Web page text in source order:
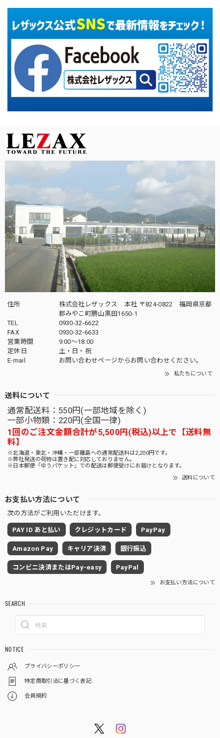
住所
株式会社レザックス 本社 〒824-0822 福岡県京都
郡みやこ町勝山黒田1650-1
TEL
0930-32-6622
FAX
0930-32-6633
営業時間
9:00〜18:00
定休日
土・日・祝
E-mail
お問い合わせページからお問い合わせください。
私たちについて
送料について
通常配送料：550円(一部地域を除く)
一部小物類：220円(全国一律)
1回のご注文金額合計が5,500円(税込)以上で【送料無
料】
※北海道・東北・沖縄・一部離島への通常配送料は2,200円です。
※弊社発送の荷物は置き配に対応しておりません。
※日本郵便「ゆうパケット」での配送は郵便受けにお届けとなります。
送料について
お支払い方法について
次の方法がご利用いただけます。
PAY ID あと払い クレジットカード PayPay
Amazon Pay キャリア決済 銀行振込
コンビニ決済またはPay-easy PayPal
お支払い方法について
SEARCH
NOTICE
プライバシーポリシー
特定商取引法に基づく表記
会員規約